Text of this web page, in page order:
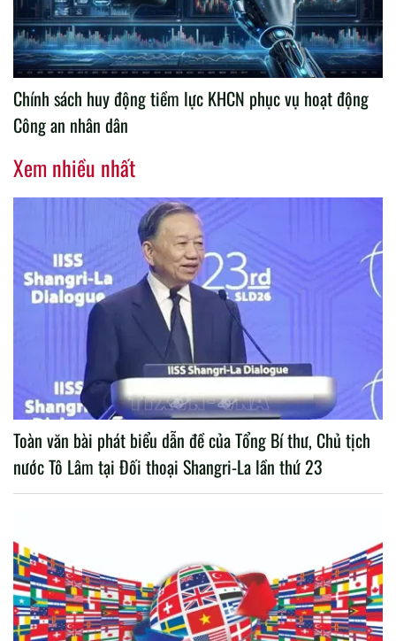
Chính sách huy động tiềm lực KHCN phục vụ hoạt động
Công an nhân dân
Xem nhiều nhất
Toàn văn bài phát biểu dẫn đề của Tổng Bí thư, Chủ tịch
nước Tô Lâm tại Đối thoại Shangri-La lần thứ 23